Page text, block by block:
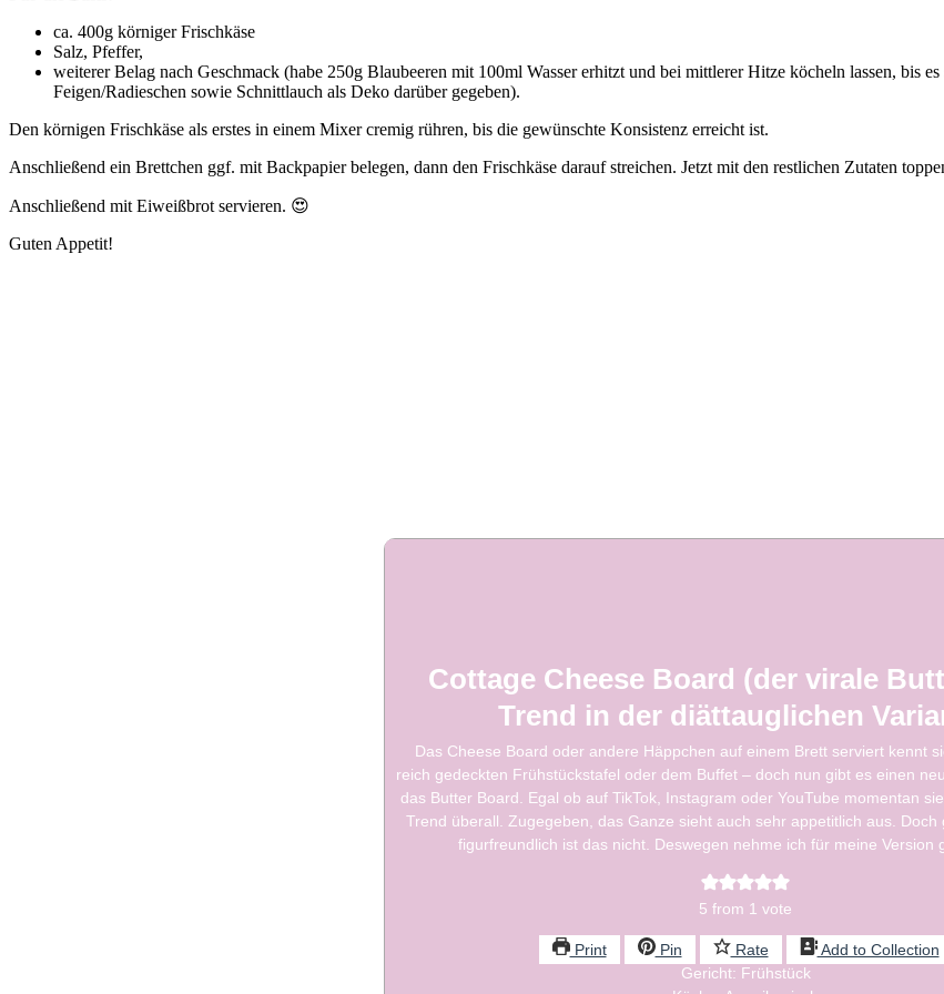
ca. 400g körniger Frischkäse
Salz, Pfeffer,
weiterer Belag nach Geschmack (habe 250g Blaubeeren mit 100ml Wasser erhitzt und bei mittlerer Hitze köcheln lassen, bis
Feigen/Radieschen sowie Schnittlauch als Deko darüber gegeben).
Den körnigen Frischkäse als erstes in einem Mixer cremig rühren, bis die gewünschte Konsistenz erreicht ist.
Anschließend ein Brettchen ggf. mit Backpapier belegen, dann den Frischkäse darauf streichen. Jetzt mit den restlichen Zutaten
Anschließend mit Eiweißbrot servieren. 😍
Guten Appetit!
Cottage Cheese Board (der virale
Trend in der diättauglichen
Das Cheese Board oder andere Häppchen auf einem Brett serviert kennt
reich gedeckten Frühstückstafel oder dem Buffet – doch nun gibt es einen
das Butter Board. Egal ob auf TikTok, Instagram oder YouTube momentan
Trend überall. Zugegeben, das Ganze sieht auch sehr appetitlich aus. Doch
figurfreundlich ist das nicht. Deswegen nehme ich für meine Version
5 from 1 vote
Print Pin Rate
Add to Collection
Gericht: Frühstück